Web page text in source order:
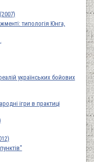
типологія Юнга,
українських бойових
ігри в практиці